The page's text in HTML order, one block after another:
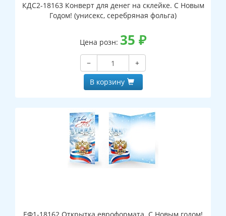
КДС2-18163 Конверт для денег на склейке. С Новым
Годом! (унисекс, серебряная фольга)
Цена розн: 35 ₽
−
+
В корзину